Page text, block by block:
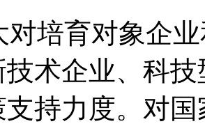
对培育对象企
术企业、科
支持力度。对